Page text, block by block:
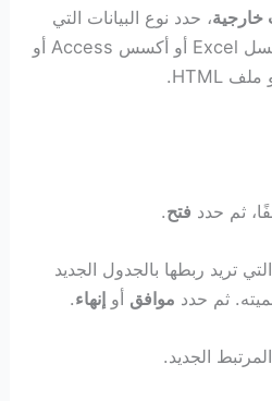
خارجية، حدد نوع البيانات التي
تريد إنشاء الارتباط إليها، إكسل Excel أو أكسس Access أو
ثم حدد فتح.
تريد ربطها بالجدول الجديد
ثم حدد موافق أوإنهاء.
الجديد.